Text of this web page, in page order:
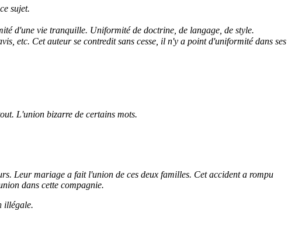
sujet.
d'une vie tranquille. Uniformité de doctrine, de langage, de style.
etc. Cet auteur se contredit sans cesse, il n'y a point d'uniformité dans ses
L'union bizarre de certains mots.
Leur mariage a fait l'union de ces deux familles. Cet accident a rompu
dans cette compagnie.
illégale.